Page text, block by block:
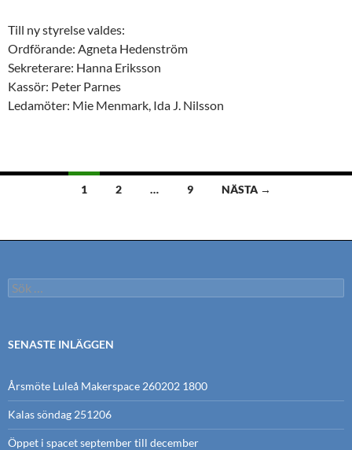
Till ny styrelse valdes:
Ordförande: Agneta Hedenström
Sekreterare: Hanna Eriksson
Kassör: Peter Parnes
Ledamöter: Mie Menmark, Ida J. Nilsson
Inläggsnavigering
1 2 … 9 NÄSTA →
Sök
efter:
SENASTE INLÄGGEN
Årsmöte Luleå Makerspace 260202 1800
Kalas söndag 251206
Öppet i spacet september till december